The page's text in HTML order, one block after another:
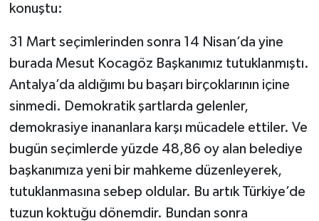
konuştu:
31 Mart seçimlerinden sonra 14 Nisan’da yine
burada Mesut Kocagöz Başkanımız tutuklanmıştı.
Antalya’da aldığımı bu başarı birçoklarının içine
sinmedi. Demokratik şartlarda gelenler,
demokrasiye inananlara karşı mücadele ettiler. Ve
bugün seçimlerde yüzde 48,86 oy alan belediye
başkanımıza yeni bir mahkeme düzenleyerek,
tutuklanmasına sebep oldular. Bu artık Türkiye’de
tuzun koktuğu dönemdir. Bundan sonra